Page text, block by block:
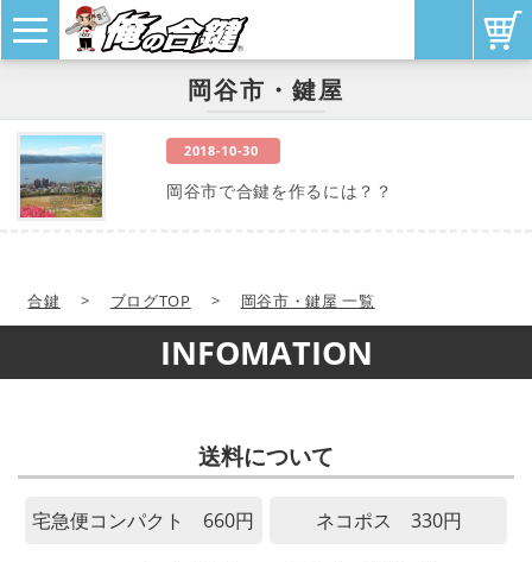
岡谷市・鍵屋
2018-10-30
岡谷市で合鍵を作るには？？
合鍵 > ブログTOP > 岡谷市・鍵屋 一覧
INFOMATION
送料について
宅急便コンパクト 660円 ネコポス 330円